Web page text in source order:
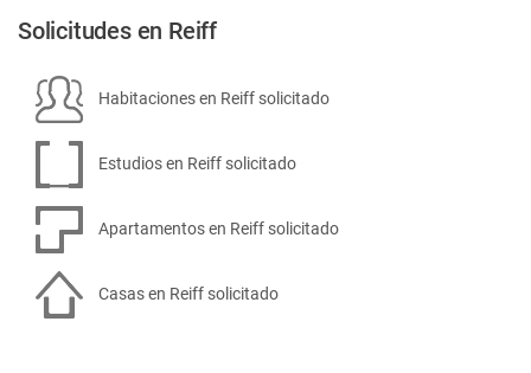
Solicitudes en Reiff
Habitaciones en Reiff solicitado
Estudios en Reiff solicitado
Apartamentos en Reiff solicitado
Casas en Reiff solicitado